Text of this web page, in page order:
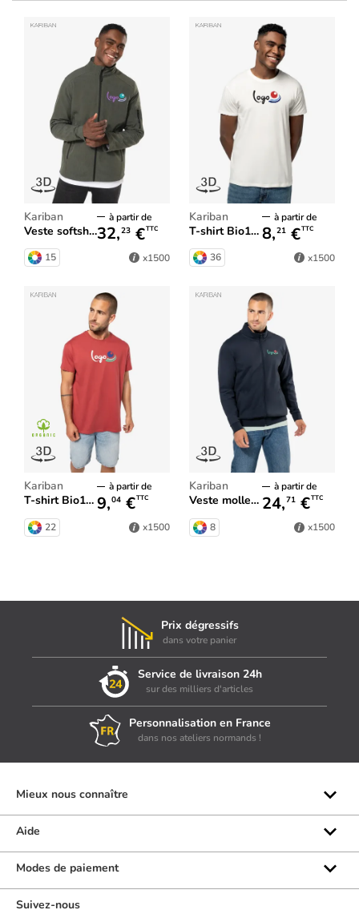
Kariban
Veste softshell homme
à partir de
32,23 €TTC
15 x1500
Kariban
T-shirt Bio150 IC homme
à partir de
8,21 €TTC
36 x1500
Kariban
T-shirt Bio190 IC homme
à partir de
9,04 €TTC
22 x1500
Kariban
Veste molleton zippée homme
à partir de
24,71 €TTC
8 x1500
Prix dégressifs
dans votre panier
Service de livraison 24h
sur des milliers d'articles
Personnalisation en France
dans nos ateliers normands !
Mieux nous connaître
Qui sommes-nous ?
Les marques
Aide
Rubrique d'aide
Formulaire de contact
Modes de paiement
Suivez-nous